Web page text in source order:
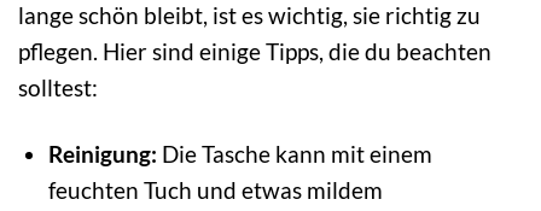
lange schön bleibt, ist es wichtig, sie richtig zu
pflegen. Hier sind einige Tipps, die du beachten
solltest:
Reinigung: Die Tasche kann mit einem
feuchten Tuch und etwas mildem